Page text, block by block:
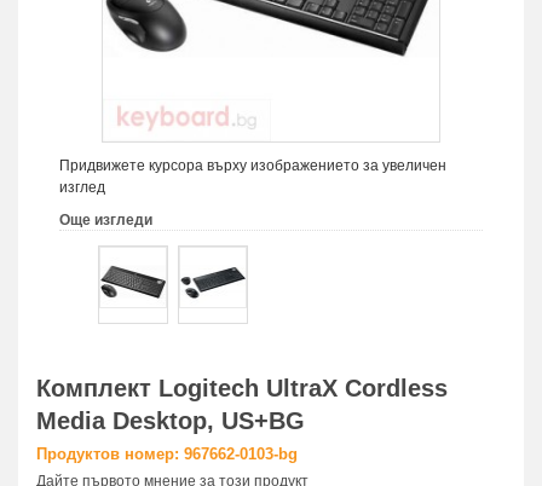
Придвижете курсора върху изображението за увеличен
изглед
Още изгледи
Комплект Logitech UltraX Cordless
Media Desktop, US+BG
Продуктов номер: 967662-0103-bg
Дайте първото мнение за този продукт